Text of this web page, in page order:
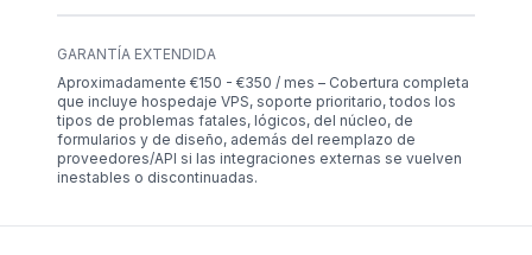
GARANTÍA EXTENDIDA
Aproximadamente €150 - €350 / mes – Cobertura completa
que incluye hospedaje VPS, soporte prioritario, todos los
tipos de problemas fatales, lógicos, del núcleo, de
formularios y de diseño, además del reemplazo de
proveedores/API si las integraciones externas se vuelven
inestables o discontinuadas.